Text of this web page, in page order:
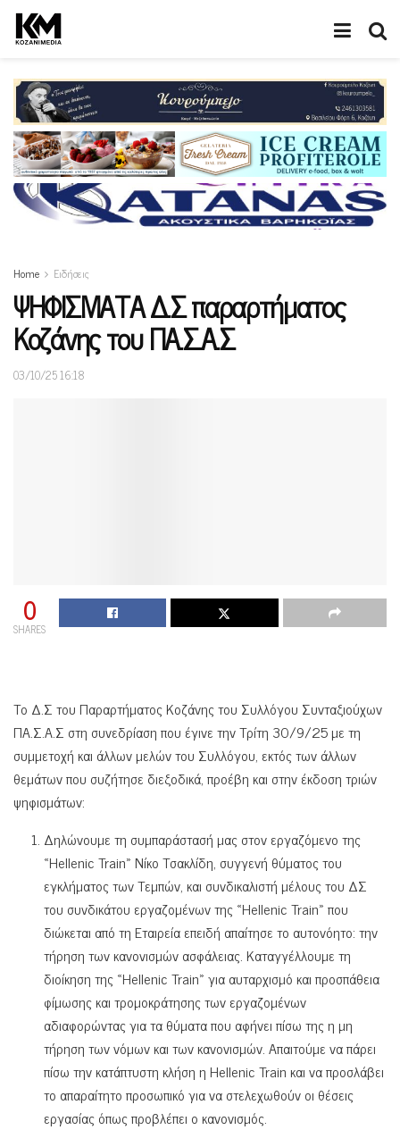
Home Ειδήσεις
ΨΗΦΙΣΜΑΤΑ Δ.Σ παραρτήματος
Κοζάνης του ΠΑ.Σ.Α.Σ
03/10/25 16:18
0
SHARES
Το Δ.Σ του Παραρτήματος Κοζάνης του Συλλόγου Συνταξιούχων
ΠΑ.Σ.Α.Σ στη συνεδρίαση που έγινε την Τρίτη 30/9/25 με τη
συμμετοχή και άλλων μελών του Συλλόγου, εκτός των άλλων
θεμάτων που συζήτησε διεξοδικά, προέβη και στην έκδοση τριών
ψηφισμάτων:
Δηλώνουμε τη συμπαράστασή μας στον εργαζόμενο της
«Hellenic Train» Νίκο Τσακλίδη, συγγενή θύματος του
εγκλήματος των Τεμπών, και συνδικαλιστή μέλους του ΔΣ
του συνδικάτου εργαζομένων της «Hellenic Train» που
διώκεται από τη Εταιρεία επειδή απαίτησε το αυτονόητο: την
τήρηση των κανονισμών ασφάλειας. Καταγγέλλουμε τη
διοίκηση της «Hellenic Train» για αυταρχισμό και προσπάθεια
φίμωσης και τρομοκράτησης των εργαζομένων
αδιαφορώντας για τα θύματα που αφήνει πίσω της η μη
τήρηση των νόμων και των κανονισμών. Απαιτούμε να πάρει
πίσω την κατάπτυστη κλήση η Hellenic Train και να προσλάβει
το απαραίτητο προσωπικό για να στελεχωθούν οι θέσεις
εργασίας όπως προβλέπει ο κανονισμός.